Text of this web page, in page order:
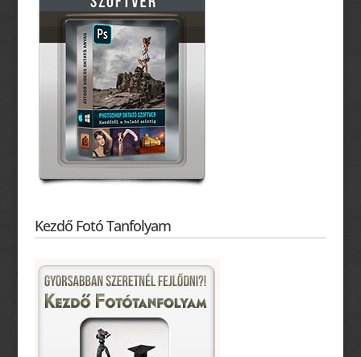
Kezdő Fotó Tanfolyam